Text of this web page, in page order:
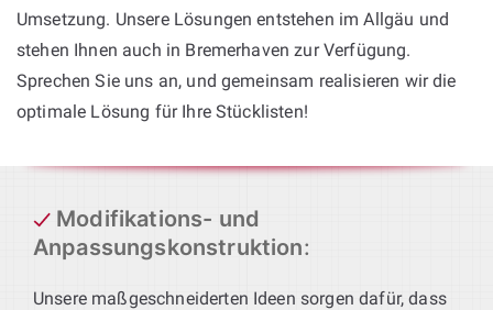
Umsetzung. Unsere Lösungen entstehen im Allgäu und
stehen Ihnen auch in Bremerhaven zur Verfügung.
Sprechen Sie uns an, und gemeinsam realisieren wir die
optimale Lösung für Ihre Stücklisten!
Modifikations- und
Anpassungskonstruktion:
Unsere maßgeschneiderten Ideen sorgen dafür, dass